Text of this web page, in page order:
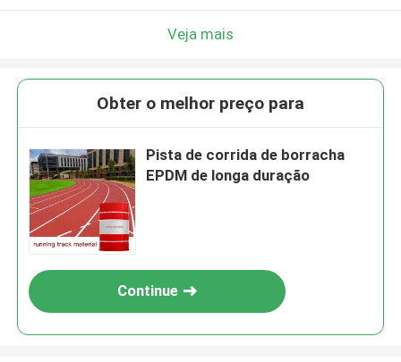
Veja mais
Obter o melhor preço para
Pista de corrida de borracha
EPDM de longa duração
Continue